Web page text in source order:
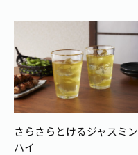
さらさらとけるジャスミン
ハイ